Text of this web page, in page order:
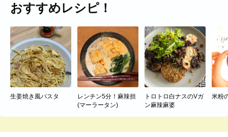
おすすめレシピ！
生姜焼き風パスタ
レンチン5分！麻辣担
(マーラータン)
トロトロ白ナスのVガ
ン麻辣麻婆
米粉